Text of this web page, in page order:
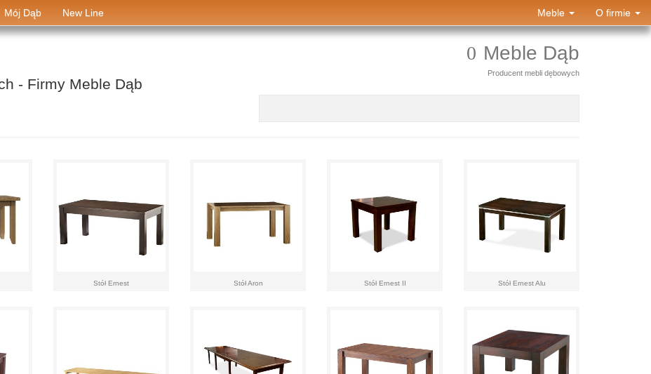
Mój Dąb New Line Meble O firmie
- Firmy Meble Dąb
Meble Dąb
Producent mebli dębowych
Stół Ernest Stół Aron Stół Ernest II Stół Ernest Alu